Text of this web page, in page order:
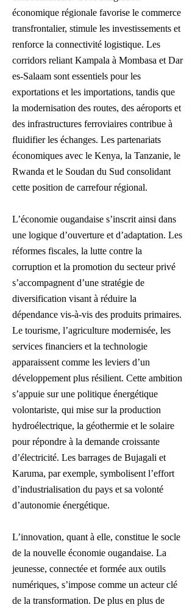
économique régionale favorise le commerce
transfrontalier, stimule les investissements et
renforce la connectivité logistique. Les
corridors reliant Kampala à Mombasa et Dar
es-Salaam sont essentiels pour les
exportations et les importations, tandis que
la modernisation des routes, des aéroports et
des infrastructures ferroviaires contribue à
fluidifier les échanges. Les partenariats
économiques avec le Kenya, la Tanzanie, le
Rwanda et le Soudan du Sud consolidant
cette position de carrefour régional.
L’économie ougandaise s’inscrit ainsi dans
une logique d’ouverture et d’adaptation. Les
réformes fiscales, la lutte contre la
corruption et la promotion du secteur privé
s’accompagnent d’une stratégie de
diversification visant à réduire la
dépendance vis-à-vis des produits primaires.
Le tourisme, l’agriculture modernisée, les
services financiers et la technologie
apparaissent comme les leviers d’un
développement plus résilient. Cette ambition
s’appuie sur une politique énergétique
volontariste, qui mise sur la production
hydroélectrique, la géothermie et le solaire
pour répondre à la demande croissante
d’électricité. Les barrages de Bujagali et
Karuma, par exemple, symbolisent l’effort
d’industrialisation du pays et sa volonté
d’autonomie énergétique.
L’innovation, quant à elle, constitue le socle
de la nouvelle économie ougandaise. La
jeunesse, connectée et formée aux outils
numériques, s’impose comme un acteur clé
de la transformation. De plus en plus de